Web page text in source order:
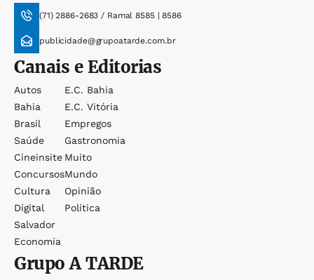
(71) 2886-2683 / Ramal 8585 | 8586
publicidade@grupoatarde.com.br
Canais e Editorias
Autos
Bahia
Brasil
Saúde
Cineinsite
Concursos
Cultura
Digital
Salvador
Economia
E.c. Bahia
E.c. Vitória
Empregos
Gastronomia
Muito
Mundo
Opinião
Política
GrupoA TARDE